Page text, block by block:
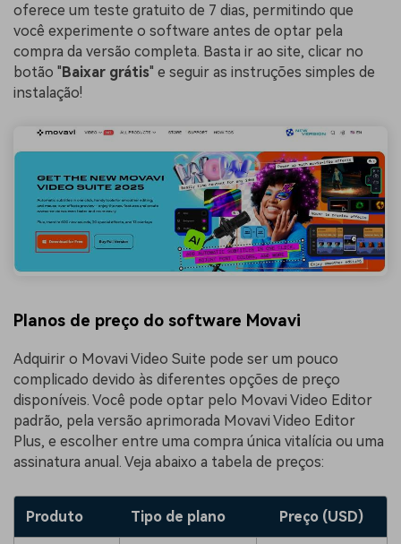
oferece um teste gratuito de 7 dias, permitindo que
você experimente o software antes de optar pela
compra da versão completa. Basta ir ao site, clicar no
botão "Baixar grátis" e seguir as instruções simples de
instalação!
Planos de preço do software Movavi
Adquirir o Movavi Video Suite pode ser um pouco
complicado devido às diferentes opções de preço
disponíveis. Você pode optar pelo Movavi Video Editor
padrão, pela versão aprimorada Movavi Video Editor
Plus, e escolher entre uma compra única vitalícia ou uma
assinatura anual. Veja abaixo a tabela de preços:
Produto Tipo de plano Preço (USD)